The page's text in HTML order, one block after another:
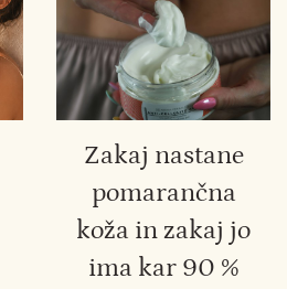
Zakaj nastane
pomarančna
koža in zakaj jo
ima kar 90 %